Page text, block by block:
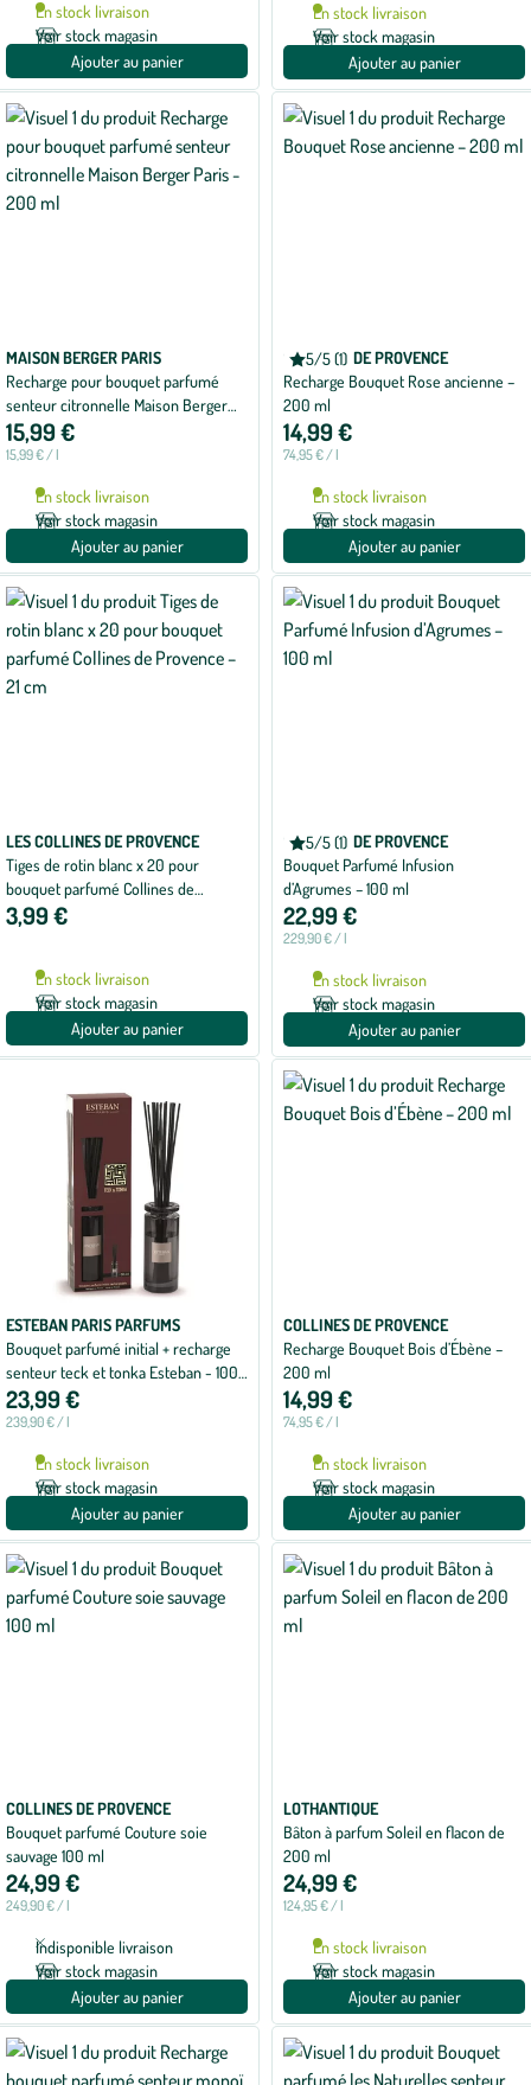
En stock livraison
Voir stock magasin
Ajouter au panier
En stock livraison
Voir stock magasin
Ajouter au panier
MAISON BERGER PARIS
Recharge pour bouquet parfumé
senteur citronnelle Maison Berger
Paris - 200 ml
15,99 €
15,99 € / l
En stock livraison
Voir stock magasin
Ajouter au panier
5/5 (1)
Note
moyenne
de
5
sur
5
avec
COLLINES DE PROVENCE
Recharge Bouquet Rose ancienne –
200 ml
14,99 €
74,95 € / l
En stock livraison
Voir stock magasin
Ajouter au panier
LES COLLINES DE PROVENCE
Tiges de rotin blanc x 20 pour
bouquet parfumé Collines de
Provence – 21 cm
3,99 €
En stock livraison
Voir stock magasin
Ajouter au panier
5/5 (1)
Note
moyenne
de
5
sur
5
avec
COLLINES DE PROVENCE
Bouquet Parfumé Infusion
d’Agrumes – 100 ml
22,99 €
229,90 € / l
En stock livraison
Voir stock magasin
Ajouter au panier
ESTEBAN PARIS PARFUMS
Bouquet parfumé initial + recharge
senteur teck et tonka Esteban - 100
ml
23,99 €
239,90 € / l
En stock livraison
Voir stock magasin
Ajouter au panier
COLLINES DE PROVENCE
Recharge Bouquet Bois d’Ébène –
200 ml
14,99 €
74,95 € / l
En stock livraison
Voir stock magasin
Ajouter au panier
COLLINES DE PROVENCE
Bouquet parfumé Couture soie
sauvage 100 ml
24,99 €
249,90 € / l
Indisponible livraison
Voir stock magasin
Ajouter au panier
LOTHANTIQUE
Bâton à parfum Soleil en flacon de
200 ml
24,99 €
124,95 € / l
En stock livraison
Voir stock magasin
Ajouter au panier